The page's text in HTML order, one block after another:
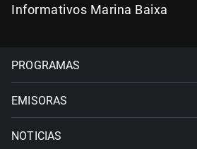
Informativos Marina Baixa
PROGRAMAS
EMISORAS
NOTICIAS